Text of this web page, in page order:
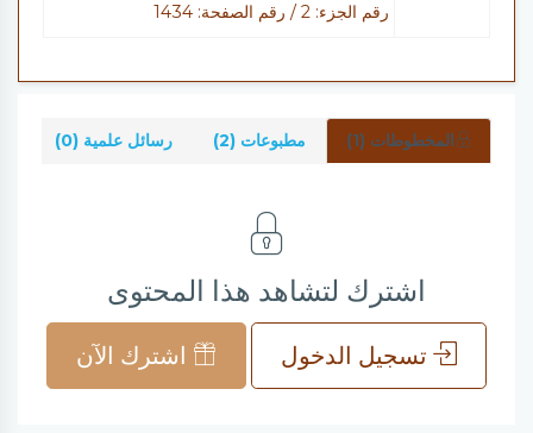
رقم الجزء: 2 / رقم الصفحة: 1434
المخطوطات (1) مطبوعات (2) رسائل علمية (0)
اشترك لتشاهد هذا المحتوى
تسجيل الدخول اشترك الآن